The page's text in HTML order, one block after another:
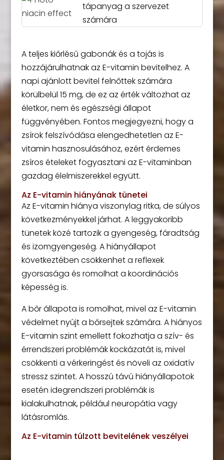
tápanyag a szervezet
számára
A teljes kiőrlésű gabonák és a tojás is
hozzájárulhatnak az E-vitamin bevitelhez. A
napi ajánlott bevitel felnőttek számára
körülbelül 15 mg, de ez az érték változhat az
életkor, nem és egészségi állapot
függvényében. Fontos megjegyezni, hogy a
zsírok felszívódása elengedhetetlen az E-
vitamin hasznosulásához, ezért érdemes
zsíros ételeket fogyasztani az E-vitaminban
gazdag élelmiszerekkel együtt.
Az E-vitamin hiányának tünetei
Az E-vitamin hiánya viszonylag ritka, de súlyos
következményekkel járhat. A leggyakoribb
tünetek közé tartozik a gyengeség, fáradtság
és izomgyengeség. A hiányállapot
következtében csökkenhet a reflexek
gyorsasága és romolhat a koordinációs
képesség is.
A bőr állapota is romolhat, mivel az E-vitamin
védelmet nyújt a bőrsejtek számára. A hiányos
E-vitamin szint emellett fokozhatja a szív- és
érrendszeri problémák kockázatát is, mivel
csökkenti a vérkeringést és növeli az oxidatív
stressz szintet. A hosszú távú hiányállapotok
esetén idegrendszeri problémák is
kialakulhatnak, például neuropátia vagy
látásromlás.
Az E-vitamin túlzott bevitelének veszélyei